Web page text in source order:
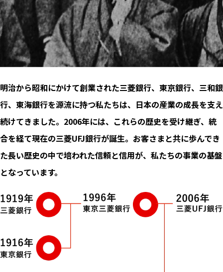
明治から昭和にかけて創業された三菱銀行、東京銀行、三和銀
行、東海銀行を源流に持つ私たちは、日本の産業の成長を支え
続けてきました。2006年には、これらの歴史を受け継ぎ、統
合を経て現在の三菱UFJ銀行が誕生。お客さまと共に歩んでき
た長い歴史の中で培われた信頼と信用が、私たちの事業の基盤
となっています。